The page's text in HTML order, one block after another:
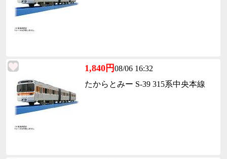
1,840円08/06 16:32
たからとみー S-39 315系中央本線